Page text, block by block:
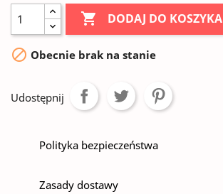
 DODAJ DO KOSZYKA
 Obecnie brak na stanie
Udostępnij
Polityka bezpieczeństwa
Zasady dostawy